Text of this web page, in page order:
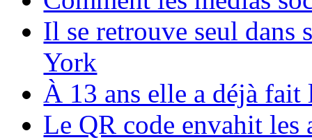
Il se retrouve seul dans
York
À 13 ans elle a déjà
Le QR code envahit les